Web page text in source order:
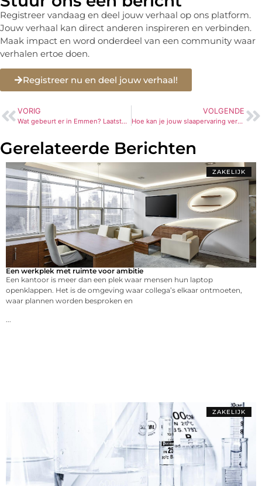
Registreer vandaag en deel jouw verhaal op ons platform.
Jouw verhaal kan direct anderen inspireren en verbinden.
Maak impact en word onderdeel van een community waar
verhalen ertoe doen.
Registreer nu en deel jouw verhaal!
VORIG
Wat gebeurt er in Emmen? Laatste Nieuws en Ontwikkelingen
VOLGENDE
Hoe kan je jouw slaapervaring verbeteren met een topmatras?
Gerelateerde Berichten
ZAKELIJK
Een werkplek met ruimte voor ambitie
Een kantoor is meer dan een plek waar mensen hun laptop
openklappen. Het is de omgeving waar collega’s elkaar ontmoeten,
waar plannen worden besproken en
...
ZAKELIJK